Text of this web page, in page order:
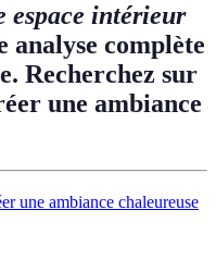
espace intérieur
analyse complète
Recherchez sur
une ambiance
une ambiance chaleureuse